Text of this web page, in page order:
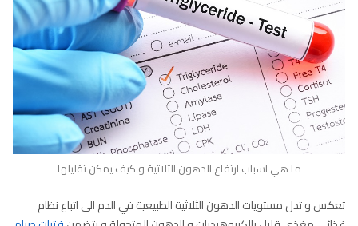
ما هي اسباب ارتفاع الدهون الثلاثية و كيف يمكن تقليلها
تعكس و تدل مستويات الدهون الثلاثية الطبيعية في الدم الى اتباع نظام